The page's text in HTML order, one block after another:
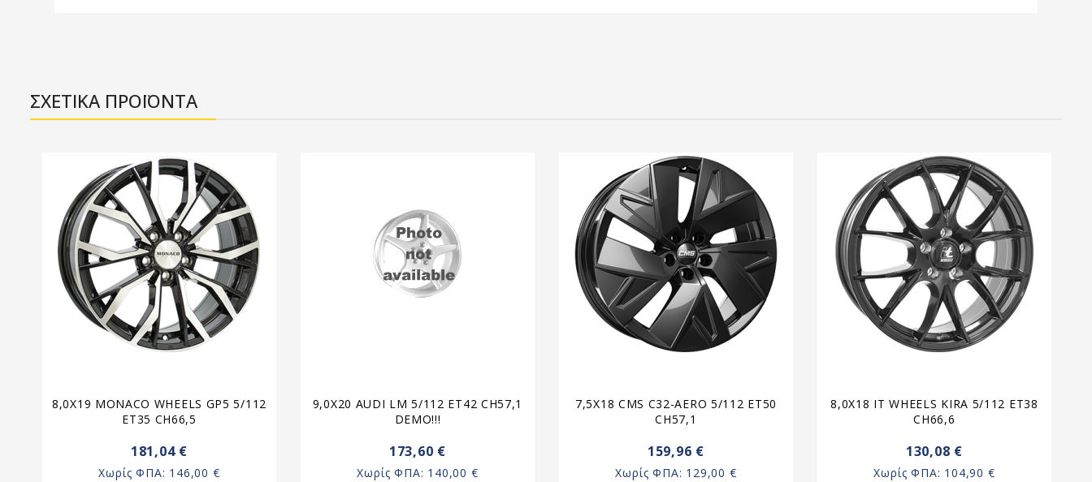
ΣΧΕΤΙΚΑ ΠΡΟΪΟΝΤΑ
8,0X19 MONACO WHEELS GP5 5/112
ET35 CH66,5
181,04 €
Χωρίς ΦΠΑ: 146,00 €
9,0X20 AUDI LM 5/112 ET42 CH57,1
DEMO!!!
173,60 €
Χωρίς ΦΠΑ: 140,00 €
7,5X18 CMS C32-AERO 5/112 ET50
CH57,1
159,96 €
Χωρίς ΦΠΑ: 129,00 €
8,0X18 IT WHEELS KIRA 5/112 ET38
CH66,6
130,08 €
Χωρίς ΦΠΑ: 104,90 €